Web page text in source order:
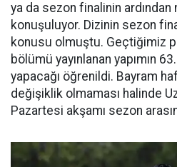
ya da sezon finalinin ardından
konuşuluyor. Dizinin sezon
konusu olmuştu. Geçtiğimiz
bölümü yayınlanan yapımın
yapacağı öğrenildi. Bayram
değişiklik olmaması halinde
Pazartesi akşamı sezon